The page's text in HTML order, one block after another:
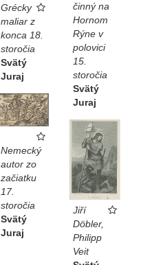
činný na
Hornom
Rýne v
polovici
15.
storočia
Svätý
Juraj
Grécky
maliar z
konca 18.
storočia
Svätý
Juraj
Nemecký
autor zo
začiatku
17.
storočia
Svätý
Juraj
Jiří
Döbler,
Philipp
Veit